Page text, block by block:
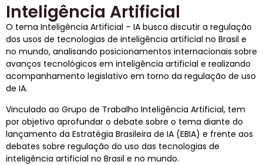
Inteligência Artificial
O tema Inteligência Artificial – IA busca discutir a regulação
dos usos de tecnologias de inteligência artificial no Brasil e
no mundo, analisando posicionamentos internacionais sobre
avanços tecnológicos em inteligência artificial e realizando
acompanhamento legislativo em torno da regulação de uso
de IA.
Vinculado ao Grupo de Trabalho Inteligência Artificial, tem
por objetivo aprofundar o debate sobre o tema diante do
lançamento da Estratégia Brasileira de IA (EBIA) e frente aos
debates sobre regulação do uso das tecnologias de
inteligência artificial no Brasil e no mundo.